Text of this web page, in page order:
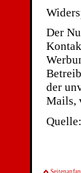
Der
der
Mails,